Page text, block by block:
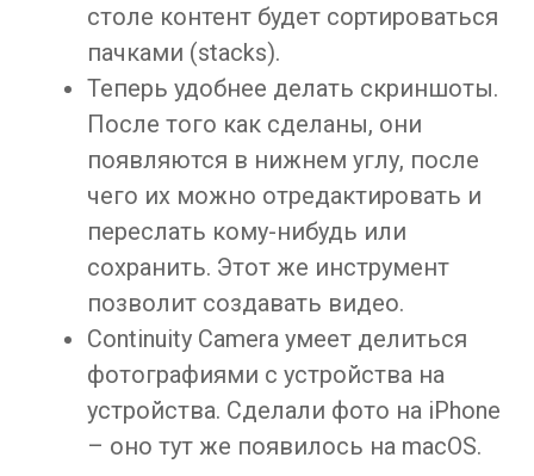
столе контент будет сортироваться
пачками (stacks).
Теперь удобнее делать скриншоты.
После того как сделаны, они
появляются в нижнем углу, после
чего их можно отредактировать и
переслать кому-нибудь или
сохранить. Этот же инструмент
позволит создавать видео.
Continuity Camera умеет делиться
фотографиями с устройства на
устройства. Сделали фото на iPhone
– оно тут же появилось на macOS.